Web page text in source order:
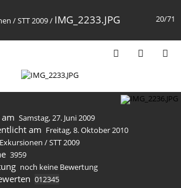
20/71
/STT 2009/ IMG_2233.JPG
Samstag, 27. Juni 2009
am Freitag, 8. Oktober 2010
Exkursionen /STT 2009
3959
noch keine Bewertung